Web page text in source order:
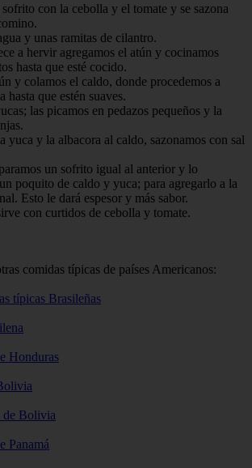
sofrito con la cebolla y el tomate y se sazona
y unas ramitas de cilantro.
a hervir agregamos el atún y cocinamos
hasta que esté cocido.
y colamos el caldo, donde procedemos a
hasta que estén suaves.
las picamos en pedazos pequeños y la
yuca y la albacora al caldo, sazonamos con sal
un sofrito igual al anterior y lo
poquito de caldo y yuca; para agregarlo a la
Esto le dará espesor y más sabor.
con curtidos de cebolla y tomate.
comidas típicas de países Americanos:
típicas Brasileñas
Honduras
de Bolivia
Panamá